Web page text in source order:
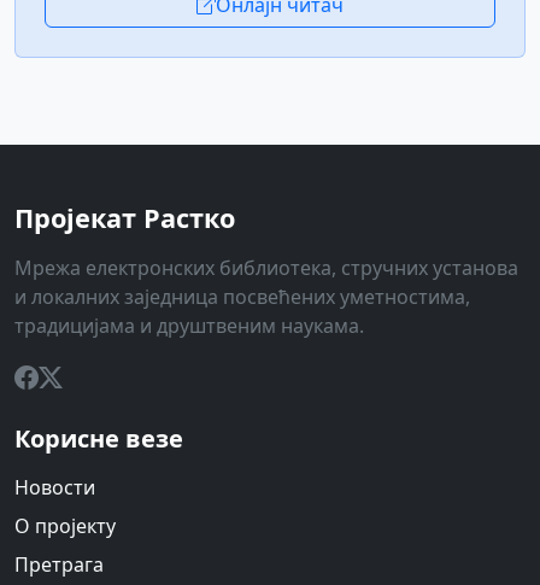
Пројекат Растко
Мрежа електронских библиотека, стручних установа
и локалних заједница посвећених уметностима,
традицијама и друштвеним наукама.
Корисне везе
Новости
О пројекту
Претрага